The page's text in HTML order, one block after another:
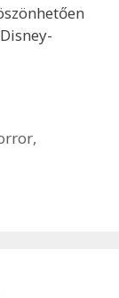
,